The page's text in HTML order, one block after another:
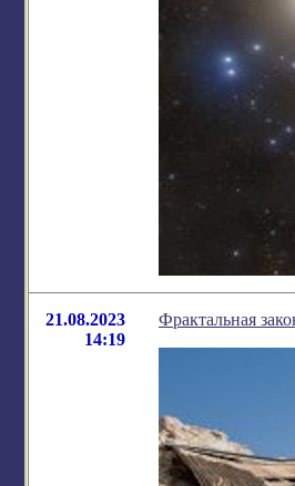
21.08.2023
14:19
Фрактальная